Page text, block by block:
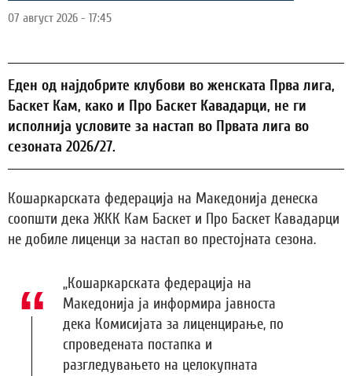
07 август 2026 - 17:45
Еден од најдобрите клубови во женската Прва лига,
Баскет Кам, како и Про Баскет Кавадарци, не ги
исполнија условите за настап во Првата лига во
сезоната 2026/27.
Кошаркарската федерација на Македонија денеска
соопшти дека ЖКК Кам Баскет и Про Баскет Кавадарци
не добиле лиценци за настап во престојната сезона.
„Кошаркарската федерација на
Македонија ја информира јавноста
дека Комисијата за лиценцирање, по
спроведената постапка и
разгледувањето на целокупната